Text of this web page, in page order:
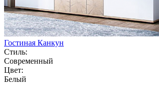
Гостиная Канкун
Стиль:
Современный
Цвет:
Белый